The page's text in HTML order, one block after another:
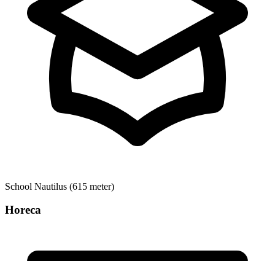
School Nautilus (615 meter)
Horeca